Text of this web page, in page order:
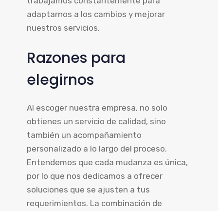
adaptarnos a los cambios y mejorar
nuestros servicios.
Razones para
elegirnos
Al escoger nuestra empresa, no solo
obtienes un servicio de calidad, sino
también un acompañamiento
personalizado a lo largo del proceso.
Entendemos que cada mudanza es única,
por lo que nos dedicamos a ofrecer
soluciones que se ajusten a tus
requerimientos. La combinación de